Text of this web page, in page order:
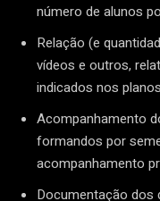
número de alunos
Relação (e
vídeos e outros,
indicados nos
Acompanhamento
formandos por
acompanhamento
Documentação dos